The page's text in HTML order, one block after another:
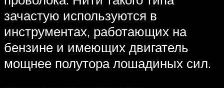
зачастую используются в
инструментах, работающих на
бензине и имеющих двигатель
мощнее полутора лошадиных сил.